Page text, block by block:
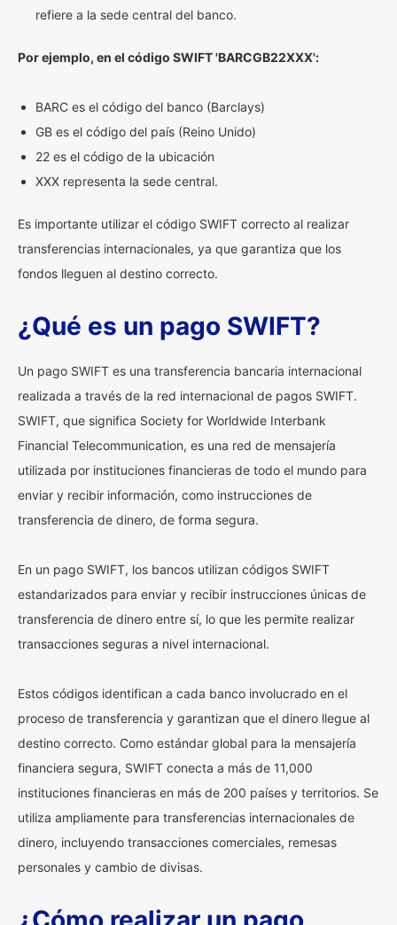
refiere a la sede central del banco.
Por ejemplo, en el código SWIFT 'BARCGB22XXX':
BARC es el código del banco (Barclays)
GB es el código del país (Reino Unido)
22 es el código de la ubicación
XXX representa la sede central.
Es importante utilizar el código SWIFT correcto al realizar
transferencias internacionales, ya que garantiza que los
fondos lleguen al destino correcto.
¿Qué es un pago SWIFT?
Un pago SWIFT es una transferencia bancaria internacional
realizada a través de la red internacional de pagos SWIFT.
SWIFT, que significa Society for Worldwide Interbank
Financial Telecommunication, es una red de mensajería
utilizada por instituciones financieras de todo el mundo para
enviar y recibir información, como instrucciones de
transferencia de dinero, de forma segura.
En un pago SWIFT, los bancos utilizan códigos SWIFT
estandarizados para enviar y recibir instrucciones únicas de
transferencia de dinero entre sí, lo que les permite realizar
transacciones seguras a nivel internacional.
Estos códigos identifican a cada banco involucrado en el
proceso de transferencia y garantizan que el dinero llegue al
destino correcto. Como estándar global para la mensajería
financiera segura, SWIFT conecta a más de 11,000
instituciones financieras en más de 200 países y territorios. Se
utiliza ampliamente para transferencias internacionales de
dinero, incluyendo transacciones comerciales, remesas
personales y cambio de divisas.